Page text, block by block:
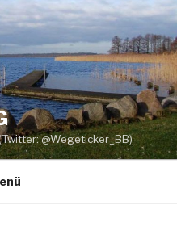
@Wegeticker_BB)